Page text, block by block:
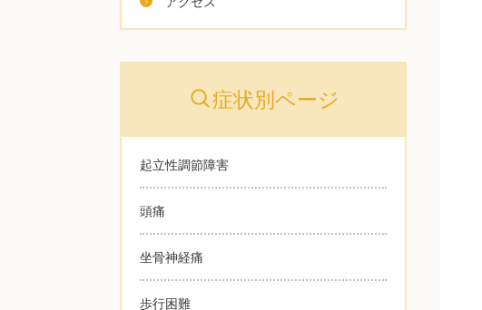
症状別ページ
起立性調節障害
頭痛
坐骨神経痛
歩行困難